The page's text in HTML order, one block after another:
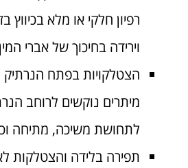
רפיון חלקי או מלא בכיווץ
וירידה בחיכוך של אברי
הצטלקויות בפתח הנרתיק
מיתרים נוקשים לרוחב
לתחושת משיכה, מתיחה
תפירה בלידה והצטלקות